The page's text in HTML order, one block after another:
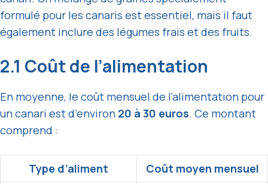
formulé pour les canaris est essentiel, mais il faut
également inclure des légumes frais et des fruits.
2.1 Coût de l’alimentation
En moyenne, le coût mensuel de l’alimentation pour
un canari est d’environ 20 à 30 euros. Ce montant
comprend :
Type d’aliment
Coût moyen mensuel